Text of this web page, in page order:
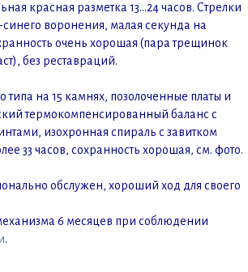
красная разметка 13...24 часов. Стрелки
воронения, малая секунда на
очень хорошая (пара трещинок
без реставраций.
на 15 камнях, позолоченные платы и
термокомпенсированный баланс с
изохронная спираль с завитком
33 часов, сохранность хорошая, см. фото.
обслужен, хороший ход для своего
6 месяцев при соблюдении
.